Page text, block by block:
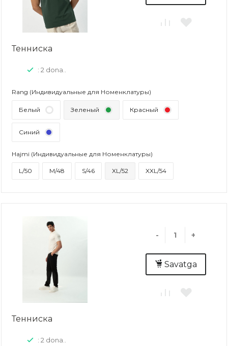
Тенниска
: 2 dona..
Rang (Индивидуальные для Номенклатуры)
Белый Зеленый Красный
Синий
Hajmi (Индивидуальные для Номенклатуры)
L/50 M/48 S/46 XL/52 XXL/54
- +
Savatga
Тенниска
: 2 dona..